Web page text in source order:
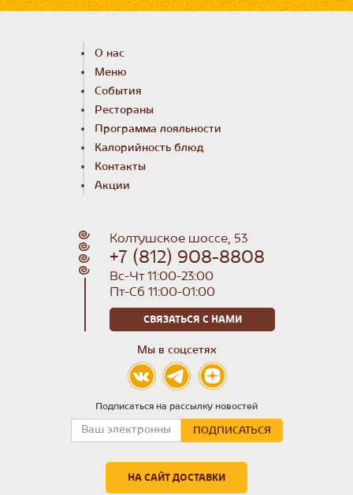
О нас
Меню
События
Рестораны
Программа лояльности
Калорийность блюд
Контакты
Акции
Колтушское шоссе, 53
+7 (812) 908-8808
Вс-Чт 11:00-23:00
Пт-Сб 11:00-01:00
СВЯЗАТЬСЯ С НАМИ
Мы в соцсетях
Подписаться на рассылку новостей
НА САЙТ ДОСТАВКИ